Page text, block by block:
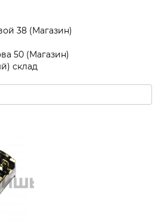
38 (Магазин)
50 (Магазин)
склад